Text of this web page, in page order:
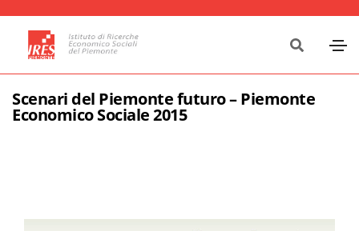
Scenari del Piemonte futuro – Piemonte
Economico Sociale 2015